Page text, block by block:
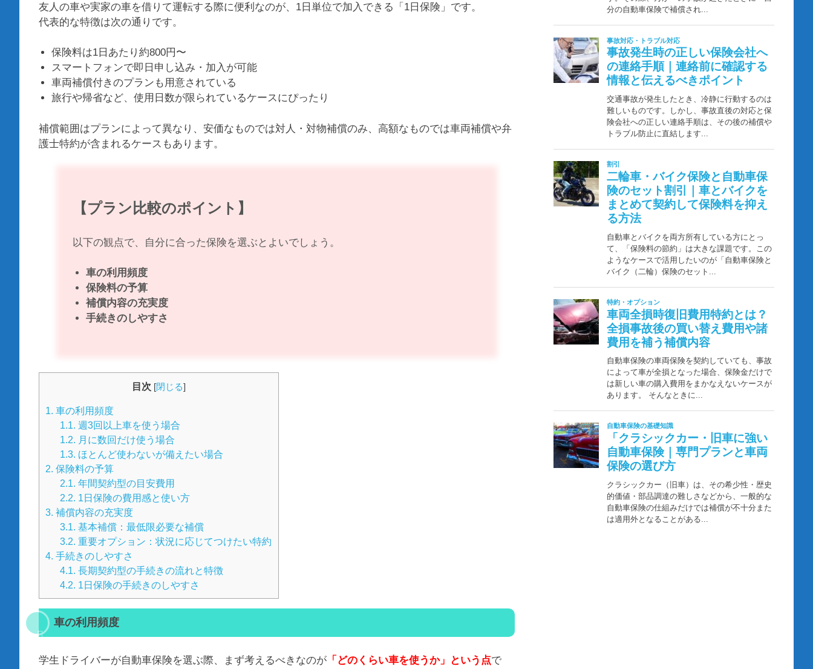
友人の車や実家の車を借りて運転する際に便利なのが、1日単位で加入できる「1日保険」です。
代表的な特徴は次の通りです。
保険料は1日あたり約800円〜
スマートフォンで即日申し込み・加入が可能
車両補償付きのプランも用意されている
旅行や帰省など、使用日数が限られているケースにぴったり
補償範囲はプランによって異なり、安価なものでは対人・対物補償のみ、高額なものでは車両補償や弁
護士特約が含まれるケースもあります。
【プラン比較のポイント】
以下の観点で、自分に合った保険を選ぶとよいでしょう。
車の利用頻度
保険料の予算
補償内容の充実度
手続きのしやすさ
目次 [閉じる]
1. 車の利用頻度
1.1. 週3回以上車を使う場合
1.2. 月に数回だけ使う場合
1.3. ほとんど使わないが備えたい場合
2. 保険料の予算
2.1. 年間契約型の目安費用
2.2. 1日保険の費用感と使い方
3. 補償内容の充実度
3.1. 基本補償：最低限必要な補償
3.2. 重要オプション：状況に応じてつけたい特約
4. 手続きのしやすさ
4.1. 長期契約型の手続きの流れと特徴
4.2. 1日保険の手続きのしやすさ
車の利用頻度
学生ドライバーが自動車保険を選ぶ際、まず考えるべきなのが 「どのくらい車を使うか」という点で